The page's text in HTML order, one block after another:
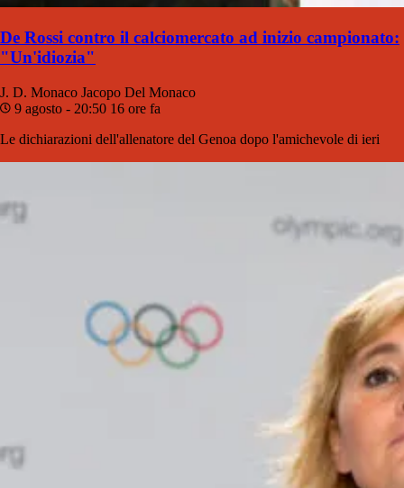
De Rossi contro il calciomercato ad inizio campionato:
"Un'idiozia"
J. D. Monaco Jacopo Del Monaco
9 agosto - 20:50 16 ore fa
Le dichiarazioni dell'allenatore del Genoa dopo l'amichevole di ieri